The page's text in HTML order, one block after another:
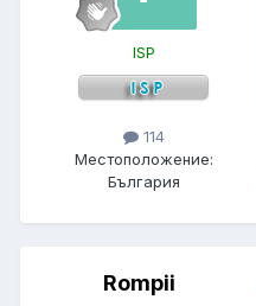
ISP
114
Местоположение:
България
Rompii